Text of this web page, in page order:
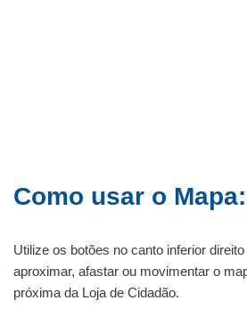
Como usar o Mapa:
Utilize os botões no canto inferior
aproximar, afastar ou movimentar o
próxima da Loja de Cidadão.